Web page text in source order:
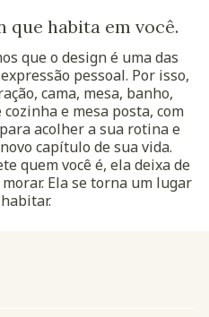
que habita em você.
que o design é uma das
pessoal. Por isso,
cama, mesa, banho,
e mesa posta, com
acolher a sua rotina e
capítulo de sua vida.
quem você é, ela deixa de
Ela se torna um lugar